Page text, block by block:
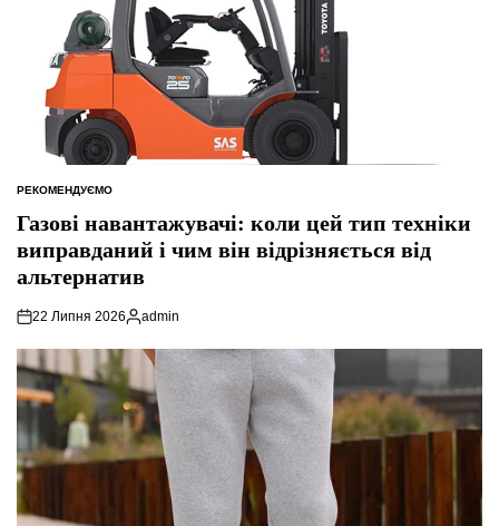
ОПУБЛІКУВАТИ
РЕКОМЕНДУЄМО
Газові навантажувачі: коли цей тип техніки
виправданий і чим він відрізняється від
альтернатив
22 Липня 2026
Опубліковано
admin